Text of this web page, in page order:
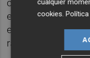
ciencia,
en el diarioEl País
es colaboradora
radiofónico
Al Ras
cookies .